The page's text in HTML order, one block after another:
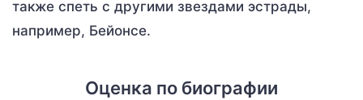
также спеть с другими звездами эстрады,
например, Бейонсе.
Оценка по биографии